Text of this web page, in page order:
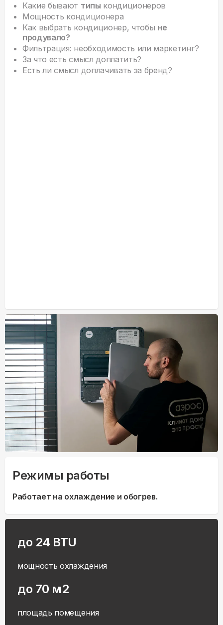
Какие бывают типы кондиционеров
Мощность кондиционера
Как выбрать кондиционер, чтобы не
продувало?
Фильтрация: необходимость или маркетинг?
За что есть смысл доплатить?
Есть ли смысл доплачивать за бренд?
Режимы работы
Работает на охлаждение и обогрев.
до 24 BTU
мощность охлаждения
до 70 м2
площадь помещения